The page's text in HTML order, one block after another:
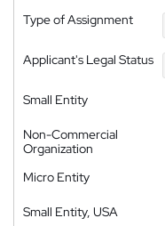
Type of Assignment
Applicant's Legal Status
Small Entity
Non-Commercial
Organization
Micro Entity
Small Entity, USA